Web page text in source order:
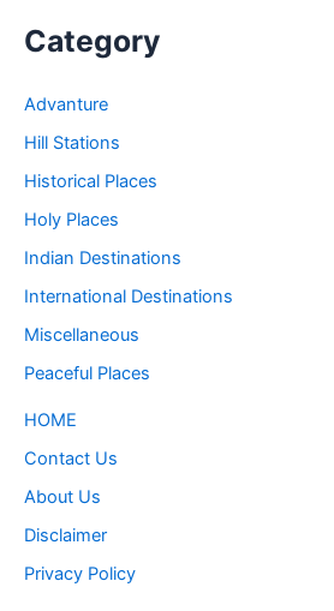
Category
Advanture
Hill Stations
Historical Places
Holy Places
Indian Destinations
International Destinations
Miscellaneous
Peaceful Places
HOME
Contact Us
About Us
Disclaimer
Privacy Policy